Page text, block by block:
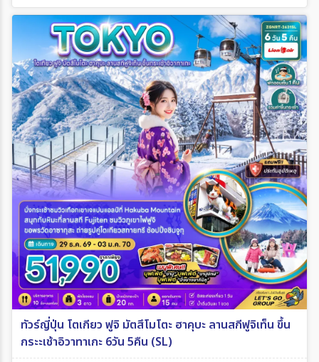
ทัวร์ญี่ปุ่น โตเกียว ฟูจิ มัตสึโมโตะ ฮาคุบะ ลานสกีฟูจิเท็น ขึ้น
กระะเช้าอิวาทาเกะ 6วัน 5คืน (SL)